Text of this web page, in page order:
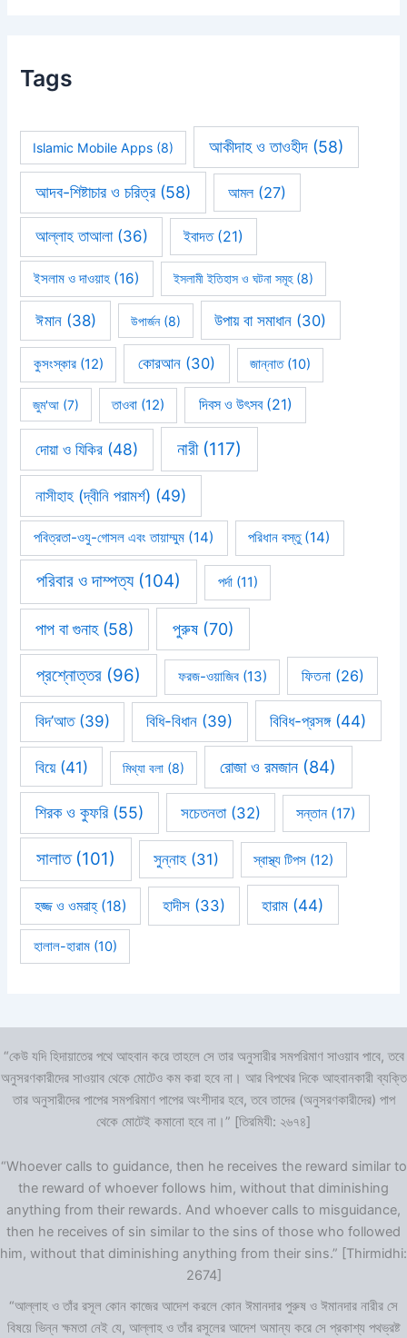
Tags
Islamic Mobile Apps (8) আকীদাহ ও তাওহীদ(58)
আদব-শিষ্টাচার ও চরিত্র(58) আমল(27)
আল্লাহ তাআলা(36) ইবাদত(21)
ইসলাম ও দাওয়াহ (16) ইসলামী ইতিহাস ও ঘটনা সমূহ(8)
ঈমান(38) উপার্জন(8) উপায় বা সমাধান (30)
কুসংস্কার(12) কোরআন (30) জান্নাত(10)
জুম'আ (7) তাওবা (12) দিবস ও উৎসব(21)
দোয়া ও যিকির (48) নারী(117)
নাসীহাহ (দ্বীনি পরামর্শ) (49)
পবিত্রতা-ওযু-গোসল এবং তায়াম্মুম (14) পরিধান বস্তু(14)
পরিবার ও দাম্পত্য(104) পর্দা(11)
পাপ বা গুনাহ(58) পুরুষ(70)
প্রশ্নোত্তর (96) ফরজ-ওয়াজিব(13) ফিতনা(26)
বিদ’আত(39) বিধি-বিধান (39) বিবিধ-প্রসঙ্গ(44)
বিয়ে(41) মিথ্যা বলা(8) রোজা ও রমজান (84)
শিরক ও কুফরি(55) সচেতনতা(32) সন্তান(17)
সালাত(101) সুন্নাহ (31) স্বাস্থ্য টিপস (12)
হজ্জ ও ওমরাহ্‌(18) হাদীস(33) হারাম (44)
হালাল-হারাম(10)
“কেউ যদি হিদায়াতের পথে আহবান করে তাহলে সে তার অনুসারীর সমপরিমাণ সাওয়াব পাবে, তবে
অনুসরণকারীদের সাওয়াব থেকে মোটেও কম করা হবে না। আর বিপথের দিকে আহবানকারী ব্যক্তি
তার অনুসারীদের পাপের সমপরিমাণ পাপের অংশীদার হবে, তবে তাদের (অনুসরণকারীদের) পাপ
থেকে মোটেই কমানো হবে না।” [তিরমিযী: ২৬৭৪]
“Whoever calls to guidance, then he receives the reward similar to
the reward of whoever follows him, without that diminishing
anything from their rewards. And whoever calls to misguidance,
then he receives of sin similar to the sins of those who followed
him, without that diminishing anything from their sins.” [Thirmidhi:
2674]
“আল্লাহ ও তাঁর রসূল কোন কাজের আদেশ করলে কোন ঈমানদার পুরুষ ও ঈমানদার নারীর সে
বিষয়ে ভিন্ন ক্ষমতা নেই যে, আল্লাহ ও তাঁর রসূলের আদেশ অমান্য করে সে প্রকাশ্য পথভ্রষ্ট